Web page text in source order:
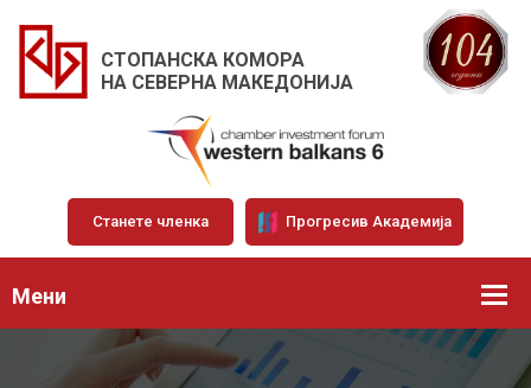
СТОПАНСКА КОМОРА
НА СЕВЕРНА МАКЕДОНИЈА
Станете членка Прогресив Академија
Мени